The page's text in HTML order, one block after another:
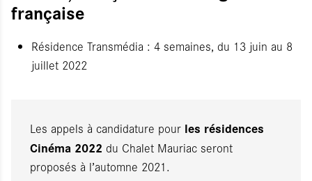
française
Résidence Transmédia : 4 semaines, du 13 juin au 8
juillet 2022
Les appels à candidature pour les résidences
Cinéma 2022 du Chalet Mauriac seront
proposés à l’automne 2021.